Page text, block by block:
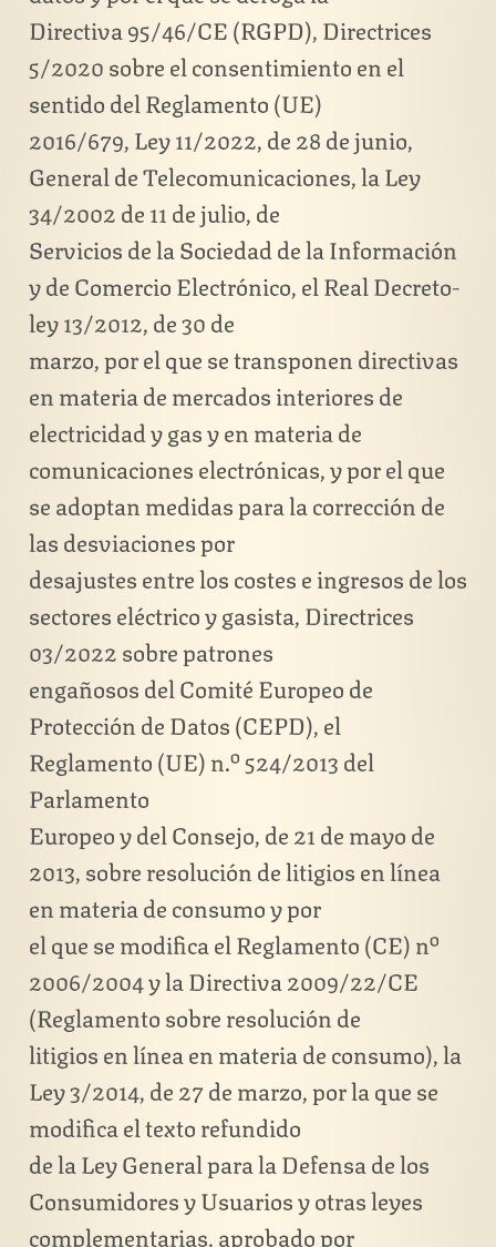
Directiva 95/46/CE (RGPD), Directrices
5/2020 sobre el consentimiento en el
sentido del Reglamento (UE)
2016/679, Ley 11/2022, de 28 de junio,
General de Telecomunicaciones, la Ley
34/2002 de 11 de julio, de
Servicios de la Sociedad de la Información
y de Comercio Electrónico, el Real Decreto-
ley 13/2012, de 30 de
marzo, por el que se transponen directivas
en materia de mercados interiores de
electricidad y gas y en materia de
comunicaciones electrónicas, y por el que
se adoptan medidas para la corrección de
las desviaciones por
desajustes entre los costes e ingresos de los
sectores eléctrico y gasista, Directrices
03/2022 sobre patrones
engañosos del Comité Europeo de
Protección de Datos (CEPD), el
Reglamento (UE) n.º 524/2013 del
Parlamento
Europeo y del Consejo, de 21 de mayo de
2013, sobre resolución de litigios en línea
en materia de consumo y por
el que se modifica el Reglamento (CE) nº
2006/2004 y la Directiva 2009/22/CE
(Reglamento sobre resolución de
litigios en línea en materia de consumo), la
Ley 3/2014, de 27 de marzo, por la que se
modifica el texto refundido
de la Ley General para la Defensa de los
Consumidores y Usuarios y otras leyes
complementarias, aprobado por